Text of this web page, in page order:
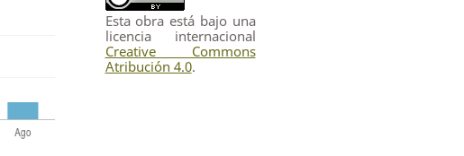
Esta obra está bajo una
licencia internacional
Creative Commons
Atribución 4.0.